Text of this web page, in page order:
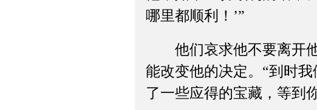
哪里都顺利！’”
他们哀求他不要离开他
能改变他的决定。“到时
了一些应得的宝藏，等到